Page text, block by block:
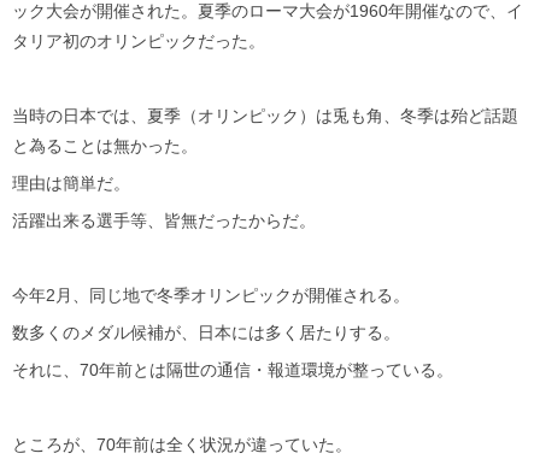
ック大会が開催された。夏季のローマ大会が1960年開催なので、イ
タリア初のオリンピックだった。
当時の日本では、夏季（オリンピック）は兎も角、冬季は殆ど話題
と為ることは無かった。
理由は簡単だ。
活躍出来る選手等、皆無だったからだ。
今年2月、同じ地で冬季オリンピックが開催される。
数多くのメダル候補が、日本には多く居たりする。
それに、70年前とは隔世の通信・報道環境が整っている。
ところが、70年前は全く状況が違っていた。